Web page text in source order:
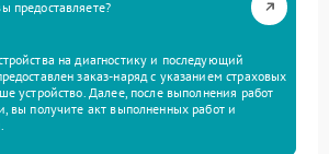
предоставляете?
на диагностику и последующий
заказ-наряд с указанием страховых
устройство. Далее, после выполнения работ
вы получите акт выполненных работ и